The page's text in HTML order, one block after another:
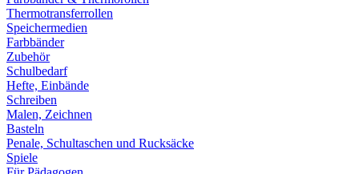
Thermotransferrollen
Speichermedien
Farbbänder
Zubehör
Schulbedarf
Hefte, Einbände
Schreiben
Malen, Zeichnen
Basteln
Penale, Schultaschen und Rucksäcke
Spiele